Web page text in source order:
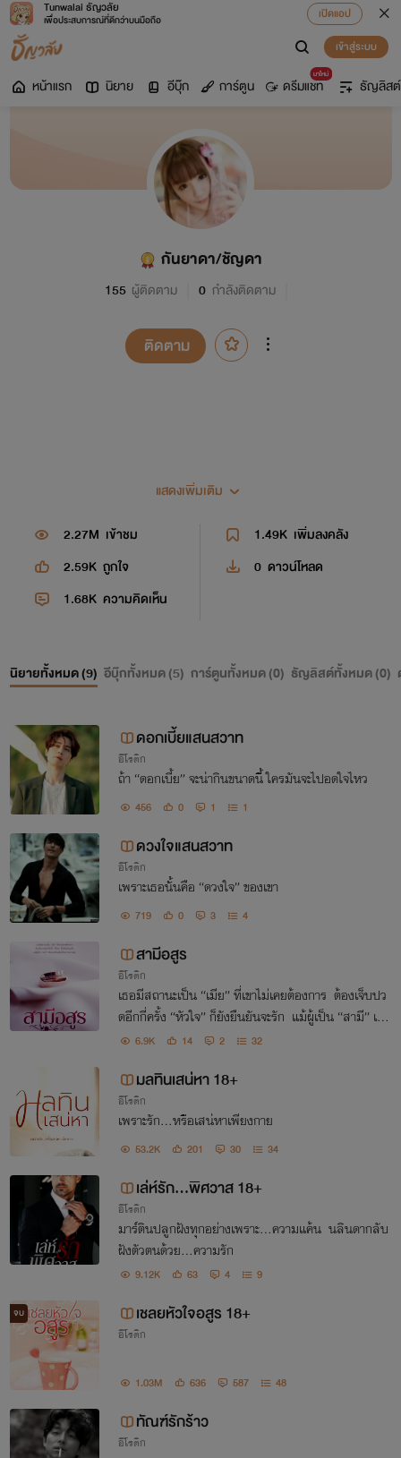
Tunwalai ธัญวลัย
เพื่อประสบการณ์ที่ดีกว่าบนมือถือ
เปิดแอป
เข้าสู่ระบบ
หน้าแรก นิยาย อีบุ๊ก การ์ตูน
มาใหม่
ดรีมแชท ธัญลิสต์
กันยาดา/ชัญดา
155 ผู้ติดตาม 0 กำลังติดตาม
ติดตาม
ขอบพระคุณทุกคนที่เข้ามา
ติดตามนิยายนะคะ
แสดงเพิ่มเติม
2.27M เข้าชม 1.49K เพิ่มลงคลัง
2.59K ถูกใจ 0 ดาวน์โหลด
1.68K ความคิดเห็น
นิยายทั้งหมด (9) อีบุ๊กทั้งหมด (5) การ์ตูนทั้งหมด (0) ธัญลิสต์ทั้งหมด (0)
ดอกเบี้ยแสนสวาท
อีโรติก
ถ้า “ดอกเบี้ย” จะน่ากินขนาดนี้ ใครมันจะไปอดใจไหว
456 0 1 1
ดวงใจแสนสวาท
อีโรติก
เพราะเธอนั้นคือ “ดวงใจ” ของเขา
719 0 3 4
สามีอสูร
อีโรติก
เธอมีสถานะเป็น “เมีย” ที่เขาไม่เคยต้องการ ต้องเจ็บปว
ดอีกกี่ครั้ง “หัวใจ” ก็ยังยืนยันจะรัก แม้ผู้เป็น “สามี” เห็
นเธอเป็นเพียงที่ระบายอารมณ์
6.9K 14 2 32
มลทินเสน่หา 18+
อีโรติก
เพราะรัก…หรือเสน่หาเพียงกาย
53.2K 201 30 34
เล่ห์รัก...พิศวาส 18+
อีโรติก
มาร์ตินปลูกฝังทุกอย่างเพราะ...ความแค้น นลินดากลับ
ฝังตัวตนด้วย...ความรัก
9.12K 63 4 9
จบ เชลยหัวใจอสูร 18+
อีโรติก
1.03M 636 587 48
ทัณฑ์รักร้าว
อีโรติก